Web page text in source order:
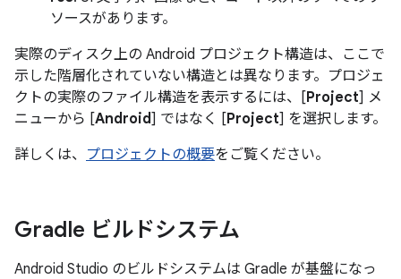
ソースがあります。
実際のディスク上の Android プロジェクト構造は、ここで
示した階層化されていない構造とは異なります。プロジェ
クトの実際のファイル構造を表示するには、[Project] メ
ニューから [Android] ではなく [Project] を選択します。
詳しくは、 プロジェクトの概要をご覧ください。
Gradle ビルドシステム
Android Studio のビルドシステムは Gradle が基盤になっ